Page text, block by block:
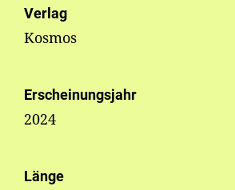
Verlag
Kosmos
Erscheinungsjahr
2024
Länge